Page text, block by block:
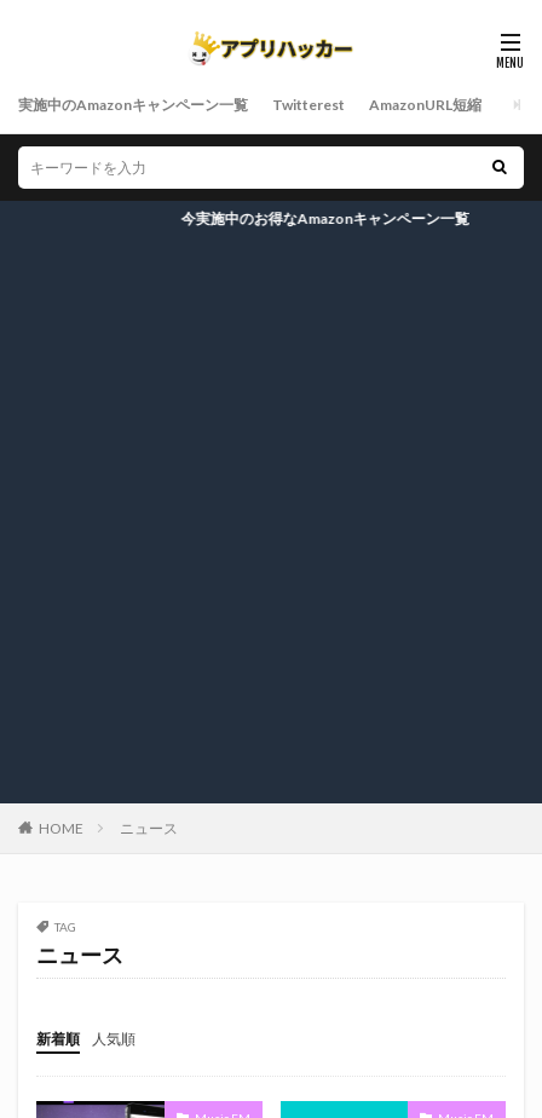
実施中のAmazonキャンペーン一覧 Twitterest AmazonURL短縮
今実施中のお得なAmazonキャンペーン一覧
HOME ニュース
TAG
ニュース
新着順 人気順